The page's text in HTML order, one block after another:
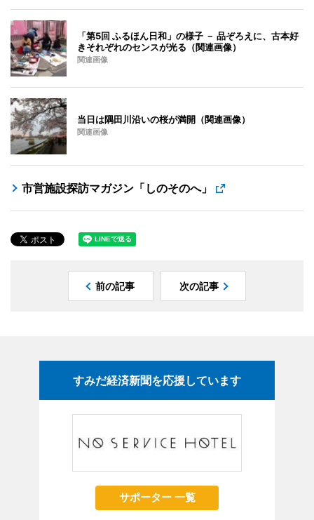
「第5回 ふるほん日和」の様子 － 品ぞろえに、古本好
きそれぞれのセンスが光る（関連画像）
関連画像
当日は隅田川沿いの桜が満開（関連画像）
関連画像
市営施設探訪マガジン「しのそのへ」
前の記事 次の記事
すみだ経済新聞を応援しています
サポーター 一覧